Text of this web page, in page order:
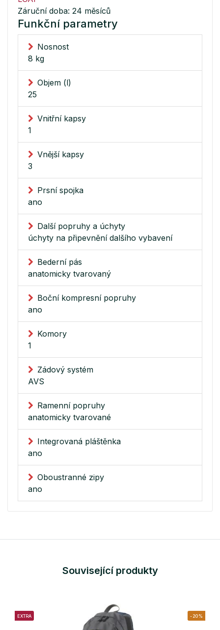
Záruční doba: 24 měsíců
Funkční parametry
Nosnost
8 kg
Objem (l)
25
Vnitřní kapsy
1
Vnější kapsy
3
Prsní spojka
ano
Další popruhy a úchyty
úchyty na připevnění dalšího vybavení
Bederní pás
anatomicky tvarovaný
Boční kompresní popruhy
ano
Komory
1
Zádový systém
AVS
Ramenní popruhy
anatomicky tvarované
Integrovaná pláštěnka
ano
Oboustranné zipy
ano
Související produkty
EXTRA -20%